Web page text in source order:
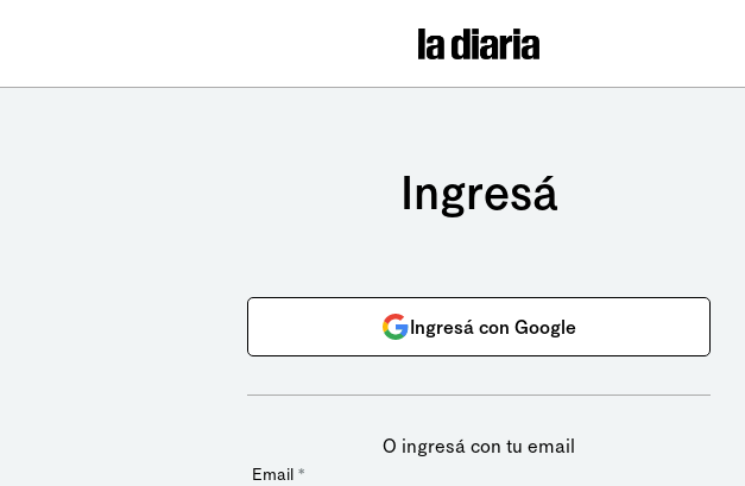
Ingresá
Ingresá con Google
O ingresá con tu email
Email *